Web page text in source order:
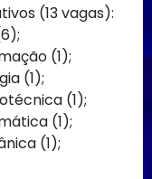
(13 vagas):
(1);
(1);
(1);
(1);
(1);